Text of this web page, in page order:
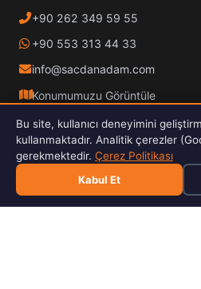
+90 262 349 59 55
+90 553 313 44 33
info@sacdanadam.com
Konumumuzu Görüntüle
Pzt – Cuma:08:00 – 17:30
Cumartesi – Pazar:
Kapalı
Bu site, kullanıcı deneyimini
kullanmaktadır. Analitik çerezler
gerekmektedir. Çerez Politikası
Kabul Et